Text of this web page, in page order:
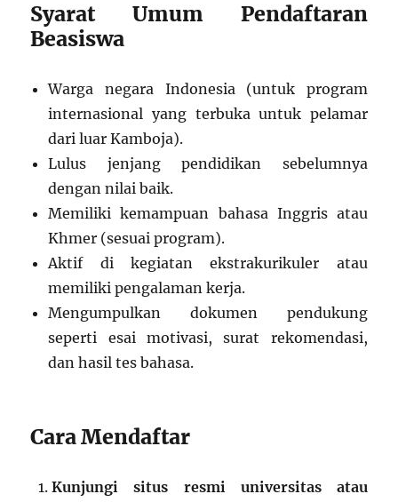
Syarat Umum Pendaftaran
Beasiswa
Warga negara Indonesia (untuk program
internasional yang terbuka untuk pelamar
dari luar Kamboja).
Lulus jenjang pendidikan sebelumnya
dengan nilai baik.
Memiliki kemampuan bahasa Inggris atau
Khmer (sesuai program).
Aktif di kegiatan ekstrakurikuler atau
memiliki pengalaman kerja.
Mengumpulkan dokumen pendukung
seperti esai motivasi, surat rekomendasi,
dan hasil tes bahasa.
Cara Mendaftar
Kunjungi situs resmi universitas atau